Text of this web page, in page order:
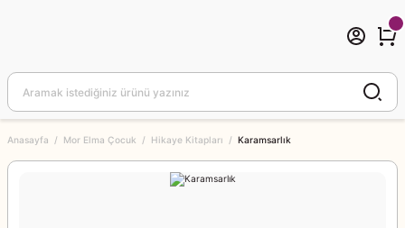
Anasayfa Mor Elma Çocuk Hikaye Kitapları Karamsarlık